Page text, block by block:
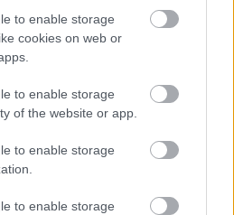
to enable storage
cookies on web or
to enable storage
of the website or app.
to enable storage
to enable storage
úložného miesta. V tomto byte
Môjdom.sk
hneď pri dverách a doma pred dvere
úložného miesta. V tomto byte
Môjdom.sk
ochrániť pred hnitím a škodcami?